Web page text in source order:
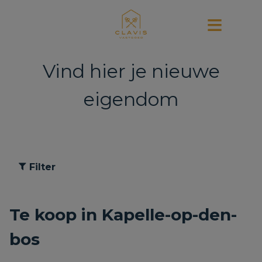
Vind hier je nieuwe
eigendom
Filter
Te koop in Kapelle-op-den-
bos